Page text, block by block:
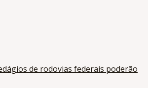
de rodovias federais poderão